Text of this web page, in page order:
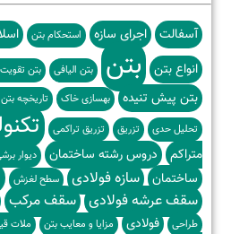
آسفالت اجرای سازه استحکام بتن
انواع بتن
بتن بتن الیافی بتن
بتن پیش تنیده بهسازی خاک تاریخچه
تحلیل حدی
تزریق تزریق تراکمی
متراکم
دروس رشته ساختمان دیوار
ساختمان سازه فولادی سطح لغزش
سقف عرشه فولادی سقف مرکب
طراحی فولادی مزایا و معایب بتن ملات